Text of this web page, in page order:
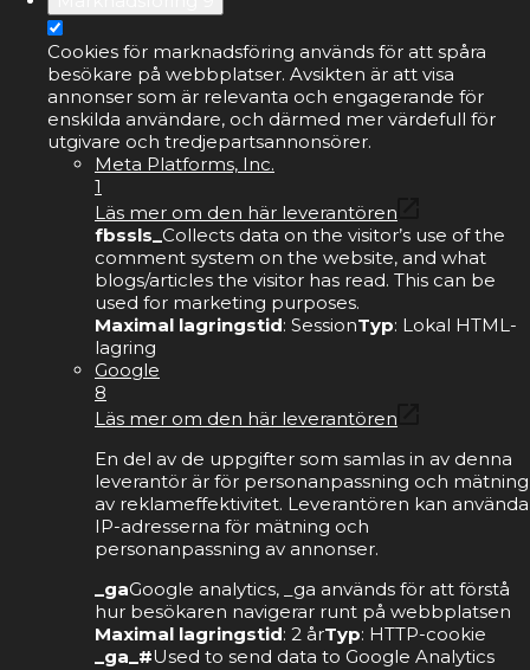
Cookies för marknadsföring används för att spåra
besökare på webbplatser. Avsikten är att visa
annonser som är relevanta och engagerande för
enskilda användare, och därmed mer värdefull för
utgivare och tredjepartsannonsörer.
Meta Platforms, Inc.
1
Läs mer om den här leverantören
fbssls_ Collects data on the visitor’s use of the
comment system on the website, and what
blogs/articles the visitor has read. This can be
used for marketing purposes.
Maximal lagringstid: SessionTyp: Lokal HTML-
lagring
Google
8
Läs mer om den här leverantören
En del av de uppgifter som samlas in av denna
leverantör är för personanpassning och mätning
av reklameffektivitet. Leverantören kan använda
IP-adresserna för mätning och
personanpassning av annonser.
_gaGoogle analytics, _ga används för att förstå
hur besökaren navigerar runt på webbplatsen
Maximal lagringstid: 2 årTyp: HTTP-cookie
_ga_#Used to send data to Google Analytics